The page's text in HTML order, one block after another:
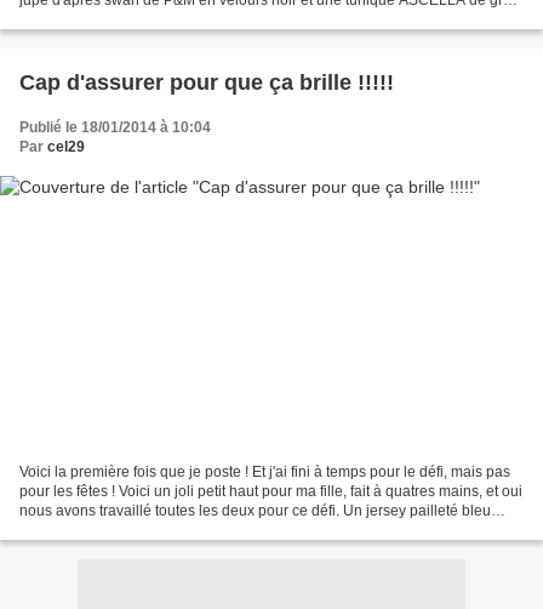
Cap d'assurer pour que ça brille !!!!!
Publié le 18/01/2014 à 10:04
Par cel29
Voici la première fois que je poste ! Et j'ai fini à temps pour le défi, mais pas
pour les fêtes ! Voici un joli petit haut pour ma fille, fait à quatres mains, et oui
nous avons travaillé toutes les deux pour ce défi. Un jersey pailleté bleu